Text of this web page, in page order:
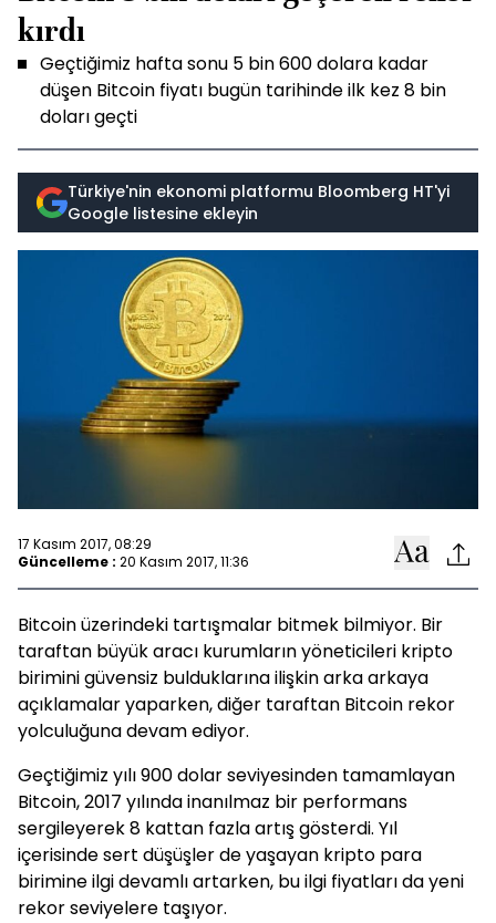
kırdı
Geçtiğimiz hafta sonu 5 bin 600 dolara kadar
düşen Bitcoin fiyatı bugün tarihinde ilk kez 8 bin
doları geçti
Türkiye'nin ekonomi platformu Bloomberg HT'yi
Google listesine ekleyin
17 Kasım 2017, 08:29
Güncelleme : 20 Kasım 2017, 11:36
Bitcoin üzerindeki tartışmalar bitmek bilmiyor. Bir
taraftan büyük aracı kurumların yöneticileri kripto
birimini güvensiz bulduklarına ilişkin arka arkaya
açıklamalar yaparken, diğer taraftan Bitcoin rekor
yolculuğuna devam ediyor.
Geçtiğimiz yılı 900 dolar seviyesinden tamamlayan
Bitcoin, 2017 yılında inanılmaz bir performans
sergileyerek 8 kattan fazla artış gösterdi. Yıl
içerisinde sert düşüşler de yaşayan kripto para
birimine ilgi devamlı artarken, bu ilgi fiyatları da yeni
rekor seviyelere taşıyor.